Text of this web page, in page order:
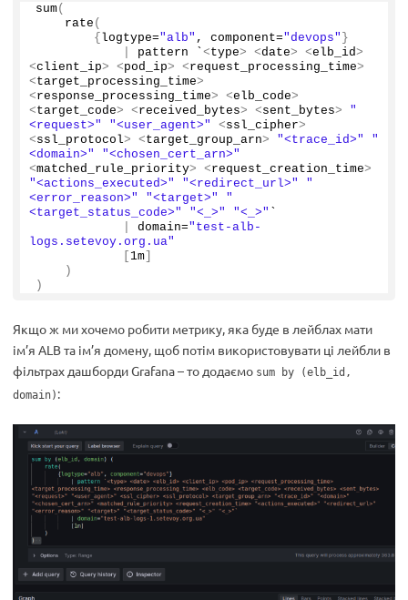
sum(
rate (
{ logtype="alb" , component="devops" }
pattern ` <type> <date> <elb_id>
<client_ip> <pod_ip> <request_processing_time>
<target_processing_time>
<response_processing_time> <elb_code>
<target_code> <received_bytes> <sent_bytes>
"
<request>"
"<user_agent>" <ssl_cipher>
<ssl_protocol> <target_group_arn> "<trace_id>"
"
<domain>"
"<chosen_cert_arn>"
<matched_rule_priority> <request_creation_time>
"<actions_executed>"
"<redirect_url>"
"
<error_reason>"
"<target>"
"
<target_status_code>"
"<_>" "<_>" `
domain="test-alb-
logs.setevoy.org.ua"
1m
)
)
Якщо ж ми хочемо робити метрику, яка буде в лейблах мати
ім’я ALB та ім’я домену, щоб потім використовувати ці лейбли в
фільтрах дашборди Grafana – то додаємо sum by (elb_id,
domain) :